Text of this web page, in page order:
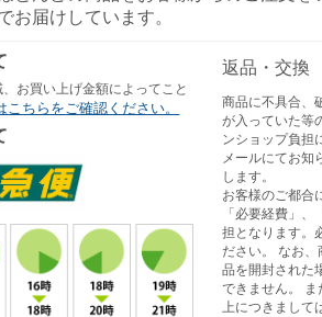
お届けしています。
お買い上げ金額によってこと
こちらをご確認ください。
返品・交換
商品に不具合、
が入っていた等
ンショップ負担
メールにてお知
します。
お客様のご都合
「必要経費」
担となります。
ださい。 なお
品を開封された
できません。
上につきまして